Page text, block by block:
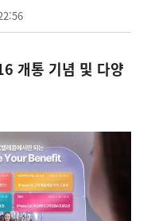
개통 기념 및 다양